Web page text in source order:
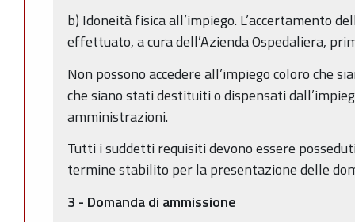
b) Idoneità fisica all’impiego. L’accertamento
effettuato, a cura dell’Azienda Ospedaliera,
Non possono accedere all’impiego coloro che
che siano stati destituiti o dispensati
amministrazioni.
Tutti i suddetti requisiti devono essere
termine stabilito per la presentazione delle
3 - Domanda di ammissione